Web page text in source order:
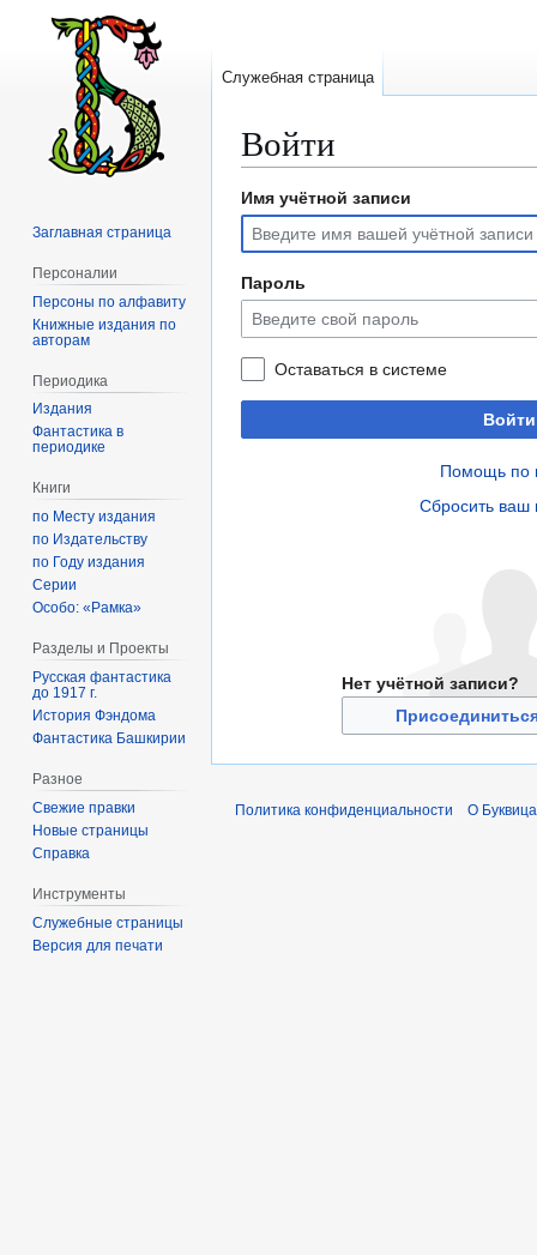
Войти
Перейти
навигации
Перейти
поиску
Имя учётной записи
Пароль
Оставаться в системе
Войти
Помощь по
Сбросить ваш
Нет учётной записи?
Служебная страница
Заглавная страница
Персоналии
Персоны по алфавиту
Книжные издания по
авторам
Периодика
Издания
Фантастика в
периодике
Книги
по Месту издания
по Издательству
по Году издания
Серии
Особо: «Рамка»
Разделы и Проекты
Русская фантастика
до 1917 г.
История Фэндома
Фантастика Башкирии
Разное
Свежие правки
Новые страницы
Справка
Инструменты
Служебные страницы
Версия для печати
Политика конфиденциальности О Буквица